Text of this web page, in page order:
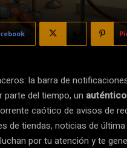
la barra de
parte del tiempo, un
caótico de avisos de
de tiendas, noticias de
por tu atención y te